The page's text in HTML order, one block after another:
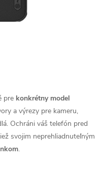
pre konkrétny model
a výrezy pre kameru,
Ochráni váš telefón pred
svojim neprehliadnuteľným
.